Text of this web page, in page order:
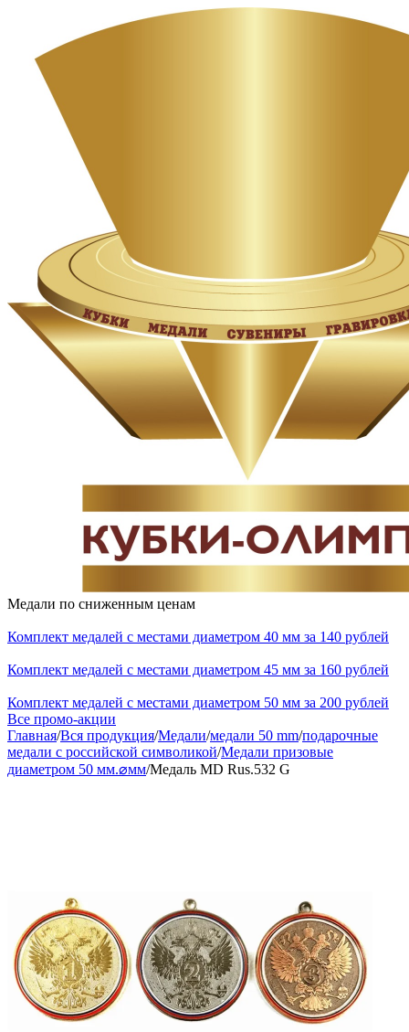
Медали по сниженным ценам
Комплект медалей с местами диаметром 40 мм за 140 рублей
Комплект медалей с местами диаметром 45 мм за 160 рублей
Комплект медалей с местами диаметром 50 мм за 200 рублей
Все промо-акции
Главная/Вся продукция/Медали/медали 50 mm/подарочные
медали с российской символикой/Медали призовые
диаметром 50 мм.⌀мм/Медаль MD Rus.532 G